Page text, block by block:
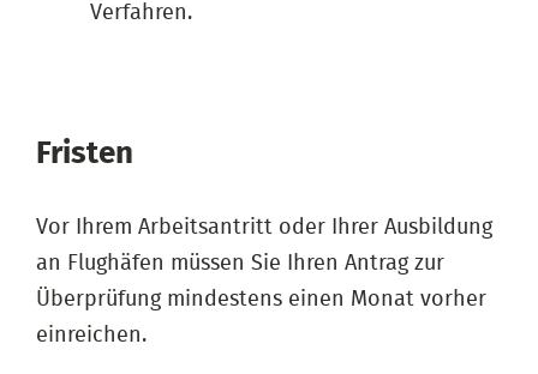
Verfahren.
Fristen
Vor Ihrem Arbeitsantritt oder Ihrer Ausbildung
an Flughäfen müssen Sie Ihren Antrag zur
Überprüfung mindestens einen Monat vorher
einreichen.